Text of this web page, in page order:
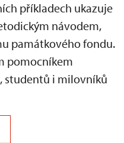
příkladech ukazuje
návodem,
památkového fondu.
pomocníkem
studentů i milovníků